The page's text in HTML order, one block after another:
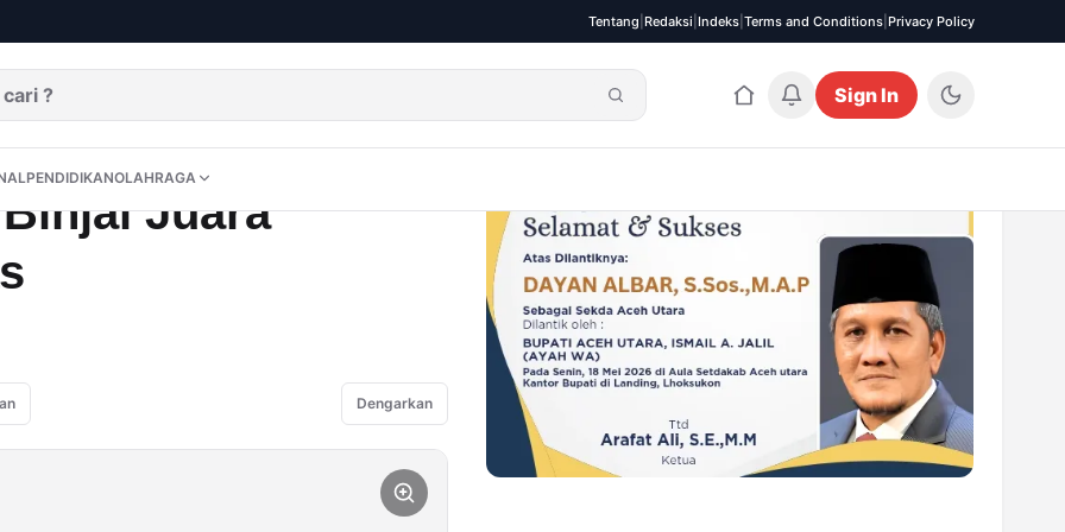
Tentang Redaksi Indeks Terms and Conditions Privacy Policy
OPININUSANTARAINTERNASIONALPENDIDIKANOLAHRAGA
Sign In
PENDIDIKANOLAHRAGA
Popnas
Juara
Dengarkan